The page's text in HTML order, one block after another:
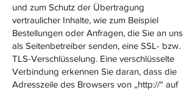
und zum Schutz der Übertragung
vertraulicher Inhalte, wie zum Beispiel
Bestellungen oder Anfragen, die Sie an uns
als Seitenbetreiber senden, eine SSL- bzw.
TLS-Verschlüsselung. Eine verschlüsselte
Verbindung erkennen Sie daran, dass die
Adresszeile des Browsers von „http://“ auf